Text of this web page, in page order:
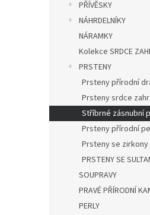
PŘÍVĚSKY
NÁHRDELNÍKY
NÁRAMKY
Kolekce SRDCE
PRSTENY
Prsteny přírodní
Prsteny srdce
Stříbrné zásnubní
Prsteny přírodní
Prsteny se zirkony
PRSTENY SE
SOUPRAVY
PRAVÉ PŘÍRODNÍ
PERLY